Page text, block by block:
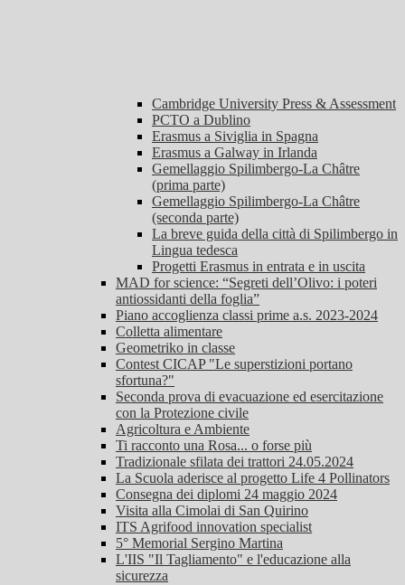
Cambridge University Press & Assessment
PCTO a Dublino
Erasmus a Siviglia in Spagna
Erasmus a Galway in Irlanda
Gemellaggio Spilimbergo-La Châtre
(prima parte)
Gemellaggio Spilimbergo-La Châtre
(seconda parte)
La breve guida della città di Spilimbergo in
Lingua tedesca
Progetti Erasmus in entrata e in uscita
MAD for science: “Segreti dell’Olivo: i poteri
antiossidanti della foglia”
Piano accoglienza classi prime a.s. 2023-2024
Colletta alimentare
Geometriko in classe
Contest CICAP "Le superstizioni portano
sfortuna?"
Seconda prova di evacuazione ed esercitazione
con la Protezione civile
Agricoltura e Ambiente
Ti racconto una Rosa... o forse più
Tradizionale sfilata dei trattori 24.05.2024
La Scuola aderisce al progetto Life 4 Pollinators
Consegna dei diplomi 24 maggio 2024
Visita alla Cimolai di San Quirino
ITS Agrifood innovation specialist
5° Memorial Sergino Martina
L'IIS "Il Tagliamento" e l'educazione alla
sicurezza